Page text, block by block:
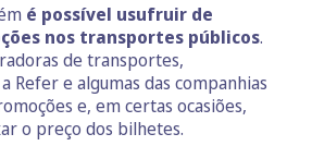
é possível usufruir de
nos transportes públicos.
de transportes,
Refer e algumas das companhias
e, em certas ocasiões,
o preço dos bilhetes.